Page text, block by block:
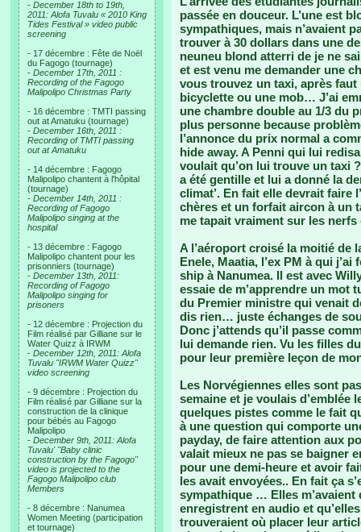
- December 18th to 19th,
2011: Alofa Tuvalu « 2010 King
Tides Festival » video public
screening
- 17 décembre : Fête de Noël
du Fagogo (tournage)
- December 17th, 2011 :
Recording of the Fagogo
Malipolipo Christmas Party
- 16 décembre : TMTI passing
out at Amatuku (tournage)
- December 16th, 2011 :
Recording of TMTI passing
out at Amatuku
- 14 décembre : Fagogo
Malipolipo chantent à l'hôpital
(tournage)
- December 14th, 2011 :
Recording of Fagogo
Malipolipo singing at the
hospital
- 13 décembre : Fagogo
Malipolipo chantent pour les
prisonniers (tournage)
- December 13th, 2011:
Recording of Fagogo
Malipolipo singing for
prisoners
- 12 décembre : Projection du
Film réalisé par Gilliane sur le
Water Quizz à IRWM
- December 12th, 2011: Alofa
Tuvalu "IRWM Water Quizz"
video screening
- 9 décembre : Projection du
Film réalisé par Gilliane sur la
construction de la clinique
pour bébés au Fagogo
Malipolipo
- December 9th, 2011: Alofa
Tuvalu' "Baby clinic
construction by the Fagogo"
video is projected to the
Fagogo Malipolipo club
Members
- 8 décembre : Nanumea
Women Meeting (participation
et tournage)
passée en douceur. L’une est
sympathiques, mais n’avaient
trouver à 30 dollars dans une
neuneu blond atterri de je ne
et est venu me demander une
vous trouvez un taxi, après
bicyclette ou une mob… J’ai
une chambre double au 1/3 du
plus personne because
l’annonce du prix normal a
hide away. A Penni qui lui
voulait qu’on lui trouve un taxi
a été gentille et lui a donné la
climat’. En fait elle devrait faire
chères et un forfait aircon à un
me tapait vraiment sur les nerfs
A l’aéroport croisé la moitié de
Enele, Maatia, l’ex PM à qui
ship à Nanumea. Il est avec
essaie de m’apprendre un mot
du Premier ministre qui venait
dis rien… juste échanges de
Donc j’attends qu’il passe
lui demande rien. Vu les filles
pour leur première leçon de
Les Norvégiennes elles sont
semaine et je voulais
quelques pistes comme le fait
à une question qui comporte
payday, de faire attention aux
valait mieux ne pas se baigner
pour une demi-heure et avoir
les avait envoyées.. En fait ça
sympathique … Elles m’avaient
enregistrent en audio et
trouveraient où placer leur